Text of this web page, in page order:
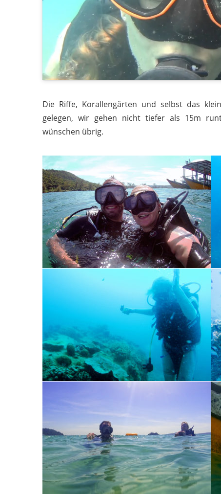
Die Riffe, Korallengärten und selbst das
gelegen, wir gehen nicht tiefer als 15m
wünschen übrig.